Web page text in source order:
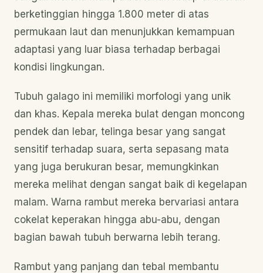
berketinggian hingga 1.800 meter di atas
permukaan laut dan menunjukkan kemampuan
adaptasi yang luar biasa terhadap berbagai
kondisi lingkungan.
Tubuh galago ini memiliki morfologi yang unik
dan khas. Kepala mereka bulat dengan moncong
pendek dan lebar, telinga besar yang sangat
sensitif terhadap suara, serta sepasang mata
yang juga berukuran besar, memungkinkan
mereka melihat dengan sangat baik di kegelapan
malam. Warna rambut mereka bervariasi antara
cokelat keperakan hingga abu-abu, dengan
bagian bawah tubuh berwarna lebih terang.
Rambut yang panjang dan tebal membantu